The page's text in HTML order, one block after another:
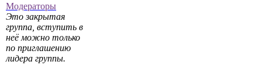
Модераторы
Это закрытая
группа, вступить в
неё можно только
по приглашению
лидера группы.